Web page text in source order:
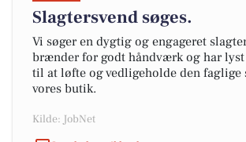
Slagtersvend søges.
Vi søger en dygtig og engageret
brænder for godt håndværk og har
til at løfte og vedligeholde den faglige
vores butik.
Kilde: JobNet